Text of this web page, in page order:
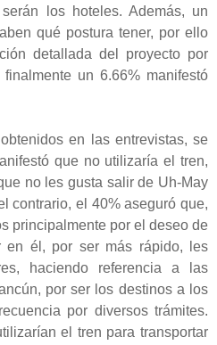
los hoteles. Además, un
qué postura tener, por ello
detallada del proyecto por
un 6.66% manifestó
en las entrevistas, se
que no utilizaría el tren,
no les gusta salir de Uh-May
contrario, el 40% aseguró que,
principalmente por el deseo de
en él, por ser más rápido, les
haciendo referencia a las
por ser los destinos a los
por diversos trámites.
el tren para transportar